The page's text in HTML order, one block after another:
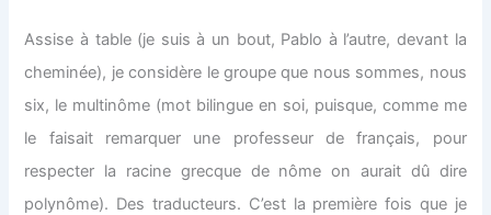
Assise à table (je suis à un bout, Pablo à l’autre, devant la
cheminée), je considère le groupe que nous sommes, nous
six, le multinôme (mot bilingue en soi, puisque, comme me
le faisait remarquer une professeur de français, pour
respecter la racine grecque de nôme on aurait dû dire
polynôme). Des traducteurs. C’est la première fois que je